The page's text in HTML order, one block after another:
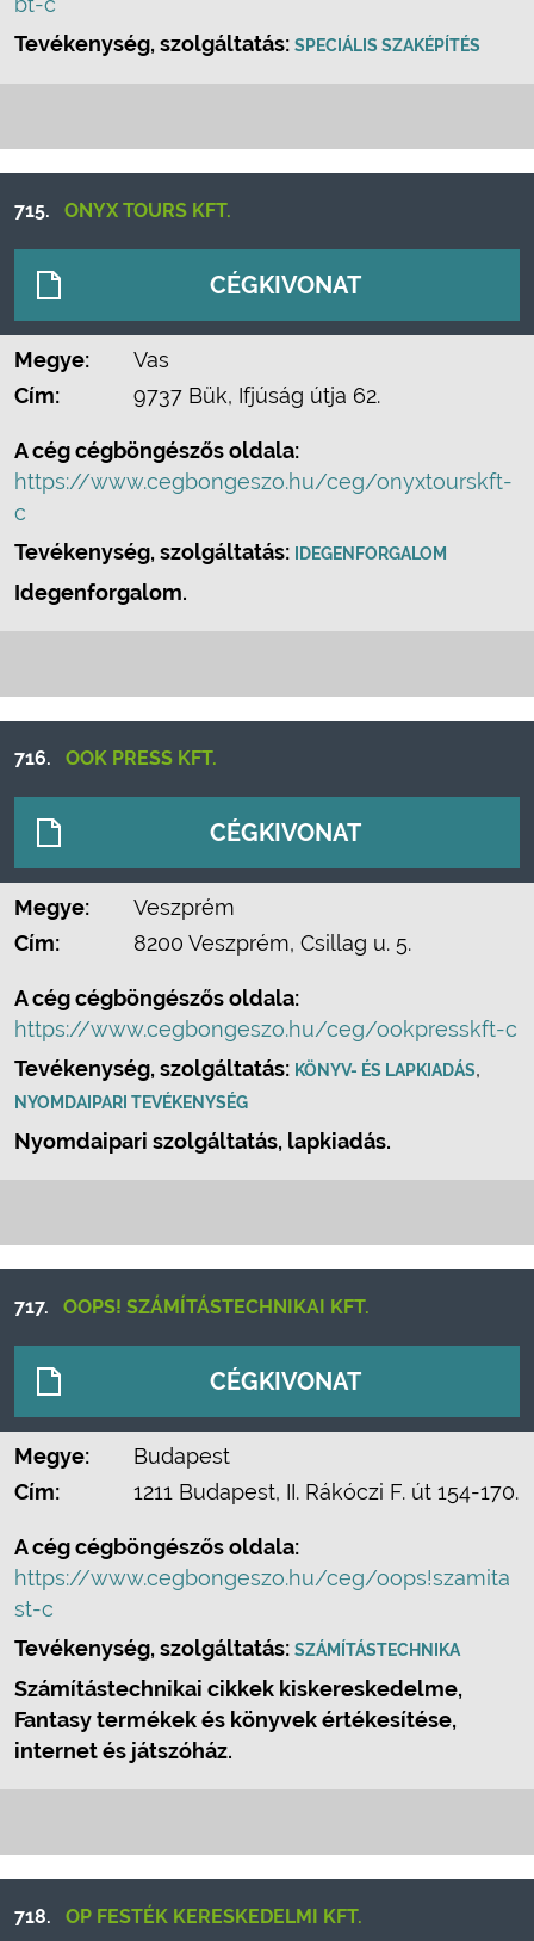
Tevékenység, szolgáltatás: SPECIÁLIS SZAKÉPÍTÉS
715. ONYX TOURS KFT.
CÉGKIVONAT
Megye:
Vas
Cím:
9737 Bük, Ifjúság útja 62.
A cég cégböngészős oldala:
https://www.cegbongeszo.hu/ceg/onyxtourskft-
c
Tevékenység, szolgáltatás:
IDEGENFORGALOM
Idegenforgalom.
716. OOK PRESS KFT.
CÉGKIVONAT
Megye:
Veszprém
Cím:
8200 Veszprém, Csillag u. 5.
A cég cégböngészős oldala:
https://www.cegbongeszo.hu/ceg/ookpresskft-c
Tevékenység, szolgáltatás: KÖNYV- ÉS LAPKIADÁS,
NYOMDAIPARI TEVÉKENYSÉG
Nyomdaipari szolgáltatás, lapkiadás.
717. OOPS! SZÁMÍTÁSTECHNIKAI KFT.
CÉGKIVONAT
Megye:
Budapest
Cím:
1211 Budapest, II. Rákóczi F. út 154-170.
A cég cégböngészős oldala:
https://www.cegbongeszo.hu/ceg/oops!szamita
st-c
Tevékenység, szolgáltatás: SZÁMÍTÁSTECHNIKA
Számítástechnikai cikkek kiskereskedelme,
Fantasy termékek és könyvek értékesítése,
internet és játszóház.
718. OP FESTÉK KERESKEDELMI KFT.